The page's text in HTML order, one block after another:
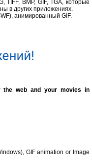
BMP, GIF, TGA, которые
в других приложениях.
анимированный GIF.
the web and your movies in
GIF animation or Image